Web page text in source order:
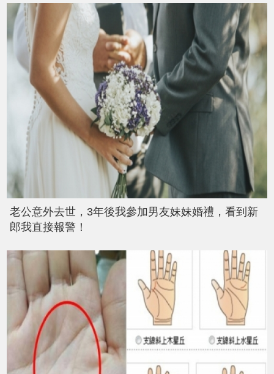
老公意外去世，3年後我參加男友妹妹婚禮，看到新
郎我直接報警！